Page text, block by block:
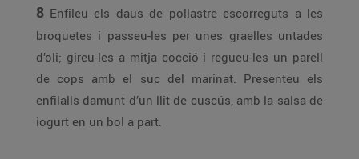
8 Enfileu els daus de pollastre escorreguts a les
broquetes i passeu-les per unes graelles untades
d’oli; gireu-les a mitja cocció i regueu-les un parell
de cops amb el suc del marinat. Presenteu els
enfilalls damunt d’un llit de cuscús, amb la salsa de
iogurt en un bol a part.